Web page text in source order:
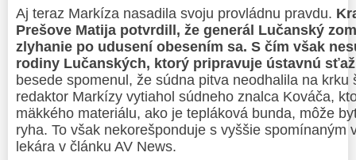
Aj teraz Markíza nasadila svoju provládnu pravdu. K
Prešove Matija potvrdill , že generál Lučanský
zlyhanie po udusení obesením sa. S čím však
rodiny Lučanských, ktorý pripravuje ústavnú
besede spomenul, že súdna pitva neodhalila na krku
redaktor Markízy vytiahol súdneho znalca Kováča,
mäkkého materiálu, ako je tepláková bunda, môže
ryha. To však nekorešponduje s vyššie spomínaným
lekára v článku AV News.